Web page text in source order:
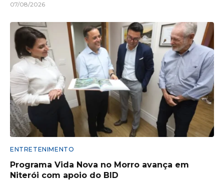
07/08/2026
ENTRETENIMENTO
Programa Vida Nova no Morro avança em
Niterói com apoio do BID